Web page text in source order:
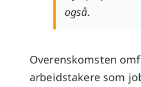
også.
Overenskomsten
arbeidstakere som